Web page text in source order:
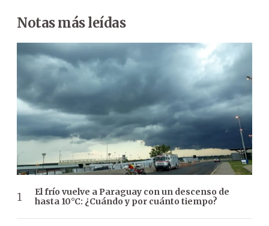
Notas más leídas
El frío vuelve a Paraguay con un descenso de
hasta 10°C: ¿Cuándo y por cuánto tiempo?